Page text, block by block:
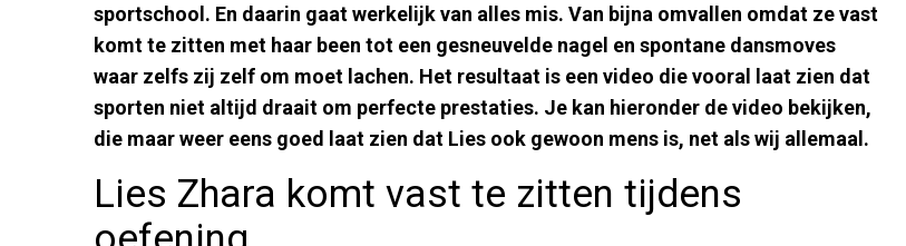
sportschool. En daarin gaat werkelijk van alles mis. Van bijna omvallen omdat ze vast
komt te zitten met haar been tot een gesneuvelde nagel en spontane dansmoves
waar zelfs zij zelf om moet lachen. Het resultaat is een video die vooral laat zien dat
sporten niet altijd draait om perfecte prestaties. Je kan hieronder de video bekijken,
die maar weer eens goed laat zien dat Lies ook gewoon mens is, net als wij allemaal.
Lies Zhara komt vast te zitten tijdens